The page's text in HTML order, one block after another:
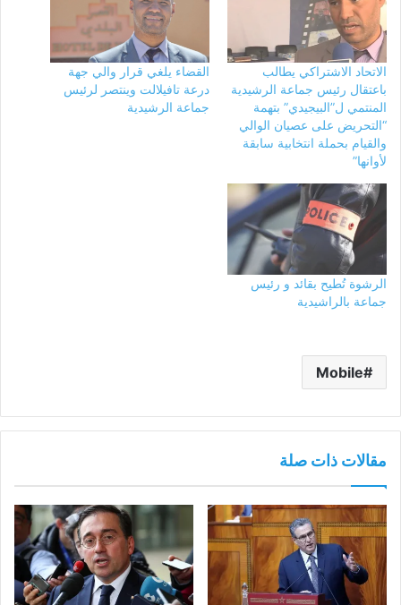
الاتحاد الاشتراكي يطالب
باعتقال رئيس جماعة الرشيدية
المنتمي ل”البيجيدي” بتهمة
“التحريض على عصيان الوالي
والقيام بحملة انتخابية سابقة
لأوانها”
القضاء يلغي قرار والي جهة
درعة تافيلالت وينتصر لرئيس
جماعة الرشيدية
الرشوة تُطيح بقائد و رئيس
جماعة بالراشيدية
Mobile
مقالات ذات صلة